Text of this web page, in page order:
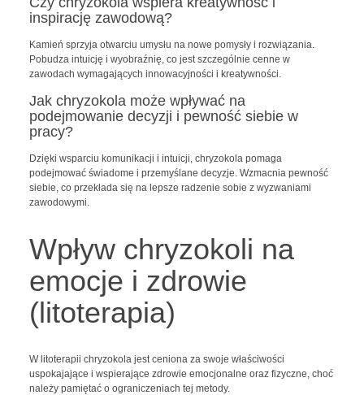
inspirację zawodową?
Kamień sprzyja otwarciu umysłu na nowe pomysły i rozwiązania.
Pobudza intuicję i wyobraźnię, co jest szczególnie cenne w
zawodach wymagających innowacyjności i kreatywności.
Jak chryzokola może wpływać na
podejmowanie decyzji i pewność siebie w
pracy?
Dzięki wsparciu komunikacji i intuicji, chryzokola pomaga
podejmować świadome i przemyślane decyzje. Wzmacnia pewność
siebie, co przekłada się na lepsze radzenie sobie z wyzwaniami
zawodowymi.
Wpływ chryzokoli na
emocje i zdrowie
(litoterapia)
W litoterapii chryzokola jest ceniona za swoje właściwości
uspokajające i wspierające zdrowie emocjonalne oraz fizyczne, choć
należy pamiętać o ograniczeniach tej metody.